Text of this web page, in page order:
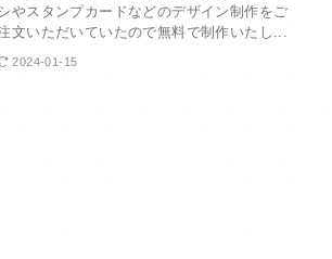
やスタンプカードなどのデザイン制作をご
文いただいていたので無料で制作いたし...
2024-01-15